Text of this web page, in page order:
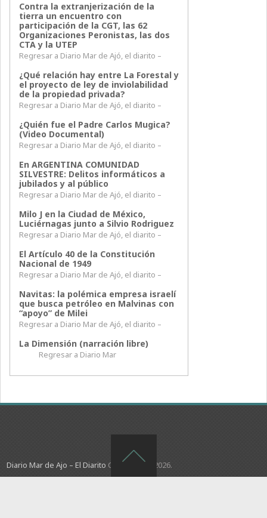
Contra la extranjerización de la
tierra un encuentro con
participación de la CGT, las 62
Organizaciones Peronistas, las dos
CTA y la UTEP
Regresar a Diario Mar de Ajó, el diarito –
¿Qué relación hay entre La Forestal y
el proyecto de ley de inviolabilidad
de la propiedad privada?
Regresar a Diario Mar de Ajó, el diarito –
¿Quién fue el Padre Carlos Mugica?
(Video Documental)
Regresar a Diario Mar de Ajó, el diarito –
En ARGENTINA COMUNIDAD
SILVESTRE: Delitos informáticos a
jubilados y al público
Regresar a Diario Mar de Ajó, el diarito –
Milo J en la Ciudad de México,
Luciérnagas junto a Silvio Rodriguez
Regresar a Diario Mar de Ajó, el diarito –
El Artículo 40 de la Constitución
Nacional de 1949
Regresar a Diario Mar de Ajó, el diarito –
Navitas: la polémica empresa israelí
que busca petróleo en Malvinas con
“apoyo” de Milei
Regresar a Diario Mar de Ajó, el diarito –
La Dimensión (narración libre)
Regresar a Diario Mar
Diario Mar de Ajo – El Diarito Copyright © 2026.